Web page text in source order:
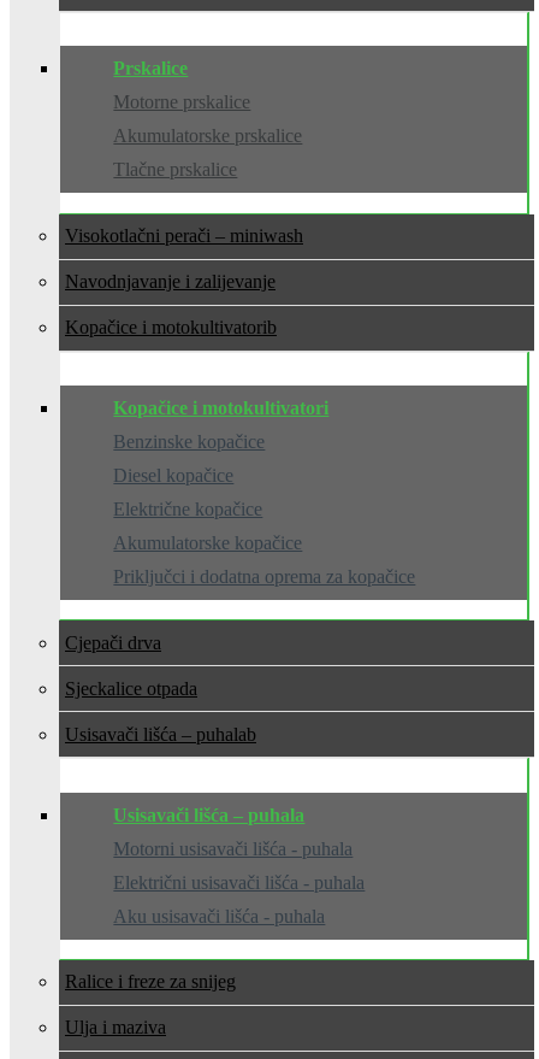
Prskalice
Motorne prskalice
Akumulatorske prskalice
Tlačne prskalice
Visokotlačni perači – miniwash
Navodnjavanje i zalijevanje
Kopačice i motokultivatori
Kopačice i motokultivatori
Benzinske kopačice
Diesel kopačice
Električne kopačice
Akumulatorske kopačice
Priključci i dodatna oprema za kopačice
Cjepači drva
Sjeckalice otpada
Usisavači lišća – puhala
Usisavači lišća – puhala
Motorni usisavači lišća - puhala
Električni usisavači lišća - puhala
Aku usisavači lišća - puhala
Ralice i freze za snijeg
Ulja i maziva